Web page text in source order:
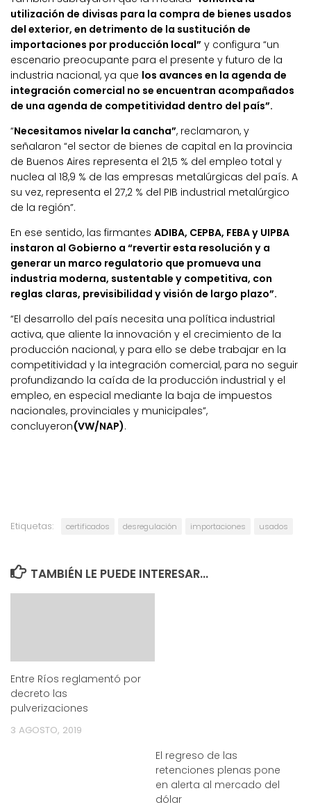
utilización de divisas para la compra de bienes usados
del exterior, en detrimento de la sustitución de
importaciones por producción local” y configura “un
escenario preocupante para el presente y futuro de la
industria nacional, ya que los avances en la agenda de
integración comercial no se encuentran acompañados
de una agenda de competitividad dentro del país”.
“Necesitamos nivelar la cancha”, reclamaron, y
señalaron “el sector de bienes de capital en la provincia
de Buenos Aires representa el 21,5 % del empleo total y
nuclea al 18,9 % de las empresas metalúrgicas del país. A
su vez, representa el 27,2 % del PIB industrial metalúrgico
de la región”.
En ese sentido, las firmantes ADIBA, CEPBA, FEBA y UIPBA
instaron al Gobierno a “revertir esta resolución y a
generar un marco regulatorio que promueva una
industria moderna, sustentable y competitiva, con
reglas claras, previsibilidad y visión de largo plazo”.
“El desarrollo del país necesita una política industrial
activa, que aliente la innovación y el crecimiento de la
producción nacional, y para ello se debe trabajar en la
competitividad y la integración comercial, para no seguir
profundizando la caída de la producción industrial y el
empleo, en especial mediante la baja de impuestos
nacionales, provinciales y municipales”,
concluyeron(VW/NAP).
Etiquetas: certificados desregulación importaciones usados
TAMBIÉN LE PUEDE INTERESAR...
Entre Ríos reglamentó por
decreto las
pulverizaciones
3 AGOSTO, 2019
El regreso de las
retenciones plenas pone
en alerta al mercado del
dólar